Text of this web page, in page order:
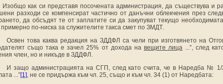
Изобщо как си представя посочената администрация, да съществува и
разходи се компенсиратчастично от данъчни облекчения през
да обсъдят те от заплатите си да закупуват текущо
по-ниска за служителите такса смет по ЗМДТ.
Освен това каква редакция на ЗДДФЛ са чели при изготвянето на
също така е зачел 25% от дохода на вещите лица...”, след
член, но и никъде в ЗДДФЛ.
И защо администрацията на СГП, след като счита, че в Наредба № 1/
...”[1], не се придържа към чл. 25, също и към чл. 34 (1) от Наредбата: